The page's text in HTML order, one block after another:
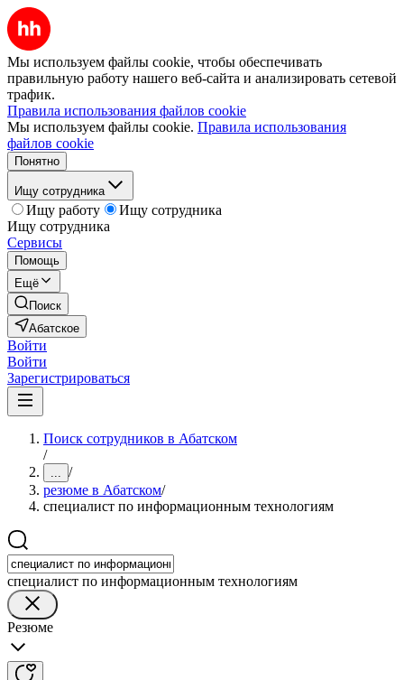
Мы используем файлы cookie, чтобы обеспечивать
правильную работу нашего веб-сайта и анализировать сетевой
трафик.
Правила использования файлов cookie
Мы используем файлы cookie. Правила использования
файлов cookie
Понятно
Ищу сотрудника
Ищу работу
Ищу сотрудника
Ищу сотрудника
Сервисы
Помощь
Ещё
Поиск
Абатское
Войти
Войти
Зарегистрироваться
Поиск сотрудников в Абатском
/
... /
резюме в Абатском/
специалист по информационным технологиям
специалист по информационным технологиям
Резюме